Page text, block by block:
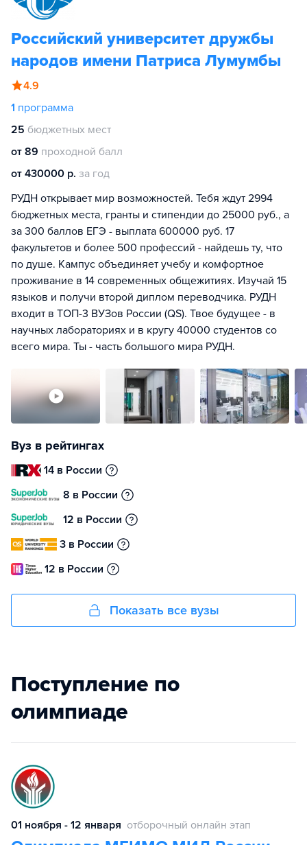
Российский университет дружбы
народов имени Патриса Лумумбы
4.9
1 программа
25 бюджетных мест
от 89 проходной балл
от 430000 р. за год
РУДН открывает мир возможностей. Тебя ждут 2994
бюджетных места, гранты и стипендии до 25000 руб., а
за 300 баллов ЕГЭ - выплата 600000 руб. 17
факультетов и более 500 профессий - найдешь ту, что
по душе. Кампус объединяет учебу и комфортное
проживание в 14 современных общежитиях. Изучай 15
языков и получи второй диплом переводчика. РУДН
входит в ТОП-3 ВУЗов России (QS). Твое будущее - в
научных лабораториях и в кругу 40000 студентов со
всего мира. Ты - часть большого мира РУДН.
Вуз в рейтингах
14 в России
8 в России
12 в России
3 в России
12 в России
Показать все вузы
Поступление по
олимпиаде
01 ноября - 12 января отборочный онлайн этап